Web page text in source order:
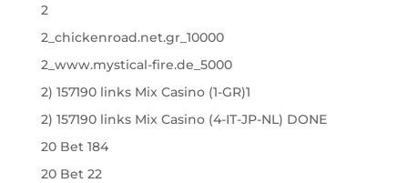
2
2_chickenroad.net.gr_10000
2_www.mystical-fire.de_5000
2) 157190 links Mix Casino (1-GR)1
2) 157190 links Mix Casino (4-IT-JP-NL) DONE
20 Bet 184
20 Bet 22